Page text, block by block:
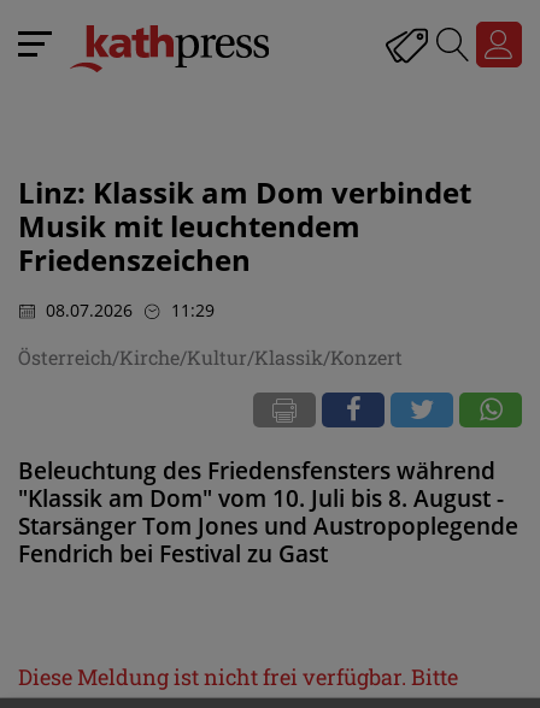
Linz: Klassik am Dom verbindet
Musik mit leuchtendem
Friedenszeichen
08.07.2026 11:29
Österreich/Kirche/Kultur/Klassik/Konzert
Beleuchtung des Friedensfensters während
"Klassik am Dom" vom 10. Juli bis 8. August -
Starsänger Tom Jones und Austropoplegende
Fendrich bei Festival zu Gast
Diese Meldung ist nicht frei verfügbar. Bitte